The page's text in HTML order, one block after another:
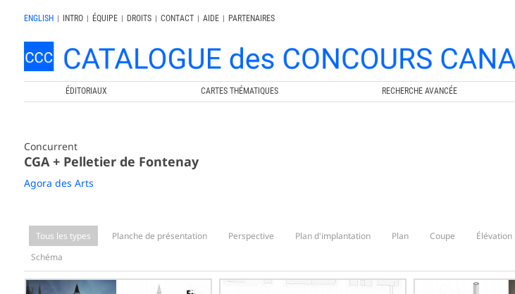
ENGLISH | INTRO | ÉQUIPE | DROITS | CONTACT | AIDE |
PARTENAIRES
ÉDITORIAUX CARTES THÉMATIQUES RECHERCHE AVANCÉE
Concurrent
CGA + Pelletier de Fontenay
Agora des Arts
Tous les types Planche de présentation Perspective Plan d'implantation Plan Coupe Élévation
Schéma